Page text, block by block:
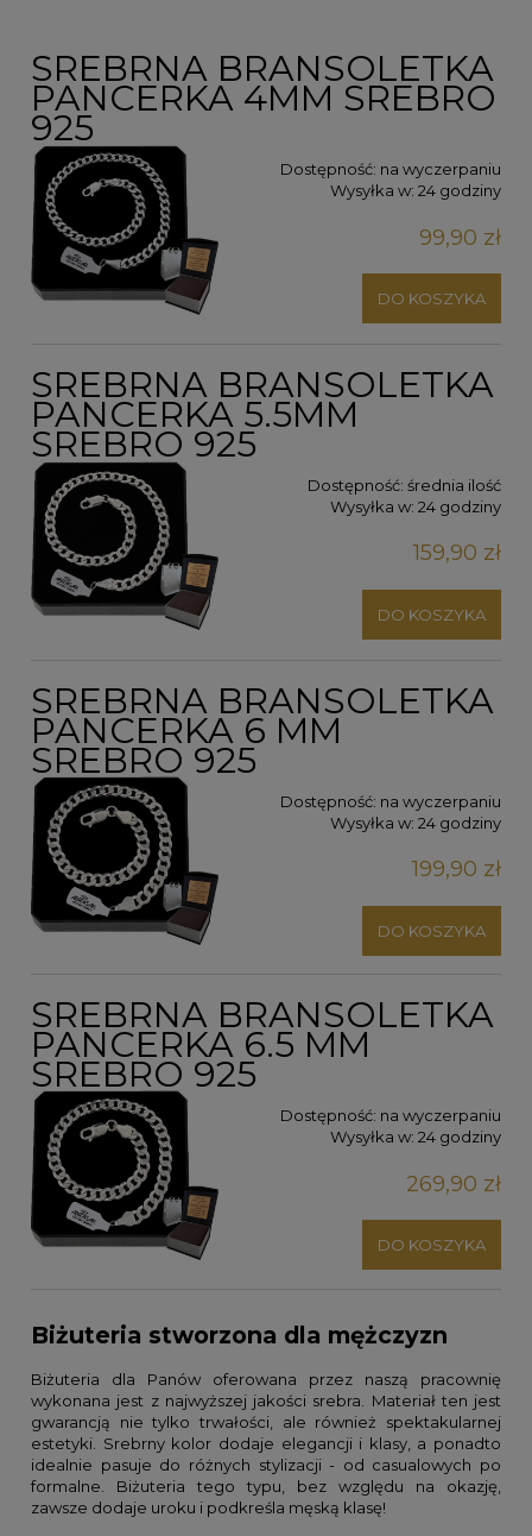
SREBRNA BRANSOLETKA
PANCERKA 4MM SREBRO
925
Dostępność: na wyczerpaniu
Wysyłka w: 24 godziny
99,90 zł
DO KOSZYKA
SREBRNA BRANSOLETKA
PANCERKA 5.5MM
SREBRO 925
Dostępność: średnia ilość
Wysyłka w: 24 godziny
159,90 zł
DO KOSZYKA
SREBRNA BRANSOLETKA
PANCERKA 6 MM
SREBRO 925
Dostępność: na wyczerpaniu
Wysyłka w: 24 godziny
199,90 zł
DO KOSZYKA
SREBRNA BRANSOLETKA
PANCERKA 6.5 MM
SREBRO 925
Dostępność: na wyczerpaniu
Wysyłka w: 24 godziny
269,90 zł
DO KOSZYKA
Biżuteria stworzona dla mężczyzn
Biżuteria dla Panów oferowana przez naszą pracownię
wykonana jest z najwyższej jakości srebra. Materiał ten jest
gwarancją nie tylko trwałości, ale również spektakularnej
estetyki. Srebrny kolor dodaje elegancji i klasy, a ponadto
idealnie pasuje do różnych stylizacji - od casualowych po
formalne. Biżuteria tego typu, bez względu na okazję,
zawsze dodaje uroku i podkreśla męską klasę!